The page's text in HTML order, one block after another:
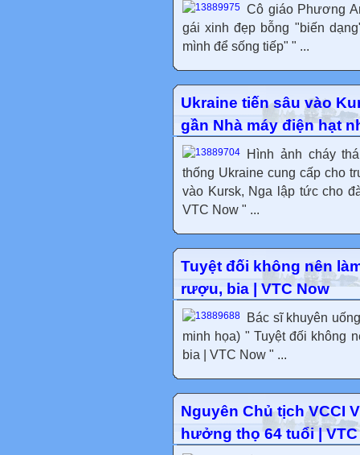
Cô giáo Phương
gái xinh đẹp bỗng "biến
mình để sống tiếp" " ...
Ukraine tiến sâu vào
gần Nhà máy điện hạt
Hình ảnh cháy
thống Ukraine cung cấp cho
vào Kursk, Nga lập tức cho
VTC Now " ...
Tuyệt đối không nên
rượu, bia | VTC Now
Bác sĩ khuyên
minh họa) " Tuyệt đối không
bia | VTC Now " ...
Nguyên Chủ tịch VCCI
hưởng thọ 64 tuổi |